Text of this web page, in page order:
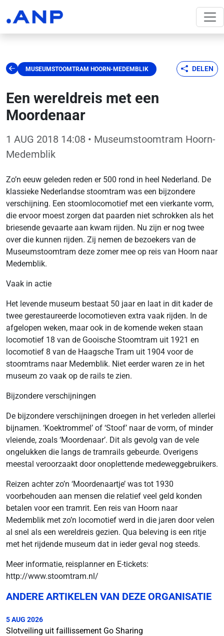
MUSEUMSTOOMTRAM HOORN-MEDEMBLIK DELEN
Een wereldreis met een
Moordenaar
1 AUG 2018 14:08 • Museumstoomtram Hoorn-
Medemblik
Zo’n eeuw geleden reden er 500 rond in heel Nederland. De
klassieke Nederlandse stoomtram was een bijzondere
verschijning. Een stoomlocomotief met een vierkante vorm,
die ervoor moest zorgen dat paarden niet schrokken als het
briesende gevaarte aan kwam rijden. Nu zijn er nog twee
over die kunnen rijden. Zij nemen de bezoekers van de
Museumstoomtram deze zomer mee op reis van Hoorn naar
Medemblik.
Vaak in actie
Het levende museum bestaat 50 jaar en laat in dit kader de
twee gerestaureerde locomotieven extra vaak rijden. In de
afgelopen weken, maar ook in de komende weken staan
locomotief 18 van de Gooische Stoomtram uit 1921 en
locomotief 8 van de Haagsche Tram uit 1904 voor de
stoomtrams naar Medemblik. Niet eerder waren ze in het
museum zo vaak op de rails te zien.
Bijzondere verschijningen
De bijzondere verschijningen droegen in het verleden allerlei
bijnamen. ‘Koektrommel’ of ‘Stoof’ naar de vorm, of minder
vleiende, zoals ‘Moordenaar’. Dit als gevolg van de vele
ongelukken die langs de tramrails gebeurde. Overigens
meestal veroorzaakt door onoplettende medeweggebruikers.
Reizen achter zo’n ‘Moordenaartje’ was tot 1930
voorbehouden aan mensen die relatief veel geld konden
betalen voor een tramrit. Een reis van Hoorn naar
Medemblik met zo’n locomotief werd in die jaren door velen
al snel als een wereldreis gezien. Qua beleving is een ritje
met het rijdende museum dat in ieder geval nog steeds.
Meer informatie, reisplanner en E-tickets:
http://www.stoomtram.nl/
ANDERE ARTIKELEN VAN DEZE ORGANISATIE
5 AUG 2026
Slotveiling uit faillissement Go Sharing